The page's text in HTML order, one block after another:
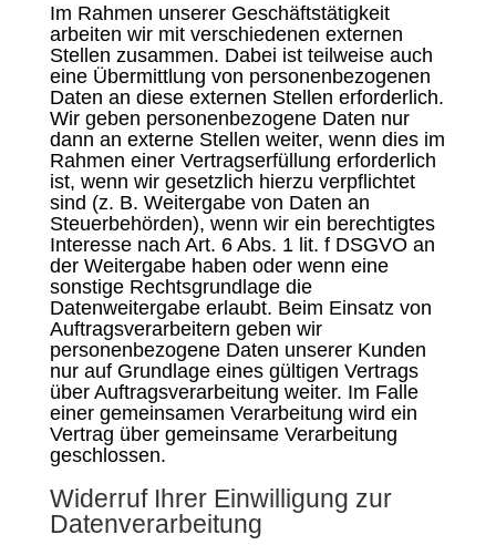
Im Rahmen unserer Geschäftstätigkeit
arbeiten wir mit verschiedenen externen
Stellen zusammen. Dabei ist teilweise auch
eine Übermittlung von personenbezogenen
Daten an diese externen Stellen erforderlich.
Wir geben personenbezogene Daten nur
dann an externe Stellen weiter, wenn dies im
Rahmen einer Vertragserfüllung erforderlich
ist, wenn wir gesetzlich hierzu verpflichtet
sind (z. B. Weitergabe von Daten an
Steuerbehörden), wenn wir ein berechtigtes
Interesse nach Art. 6 Abs. 1 lit. f DSGVO an
der Weitergabe haben oder wenn eine
sonstige Rechtsgrundlage die
Datenweitergabe erlaubt. Beim Einsatz von
Auftragsverarbeitern geben wir
personenbezogene Daten unserer Kunden
nur auf Grundlage eines gültigen Vertrags
über Auftragsverarbeitung weiter. Im Falle
einer gemeinsamen Verarbeitung wird ein
Vertrag über gemeinsame Verarbeitung
geschlossen.
Widerruf Ihrer Einwilligung zur
Datenverarbeitung